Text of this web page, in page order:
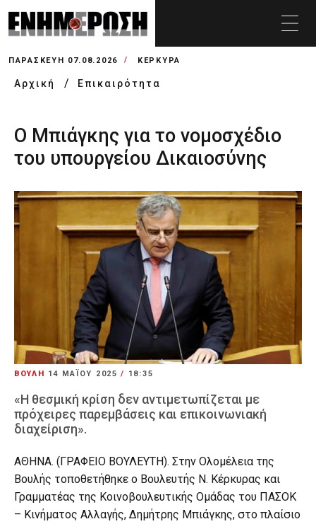
ΠΑΡΑΣΚΕΥΉ 07.08.2026 ΚΕΡΚΥΡΑ
Αρχική Επικαιρότητα
Ο Μπιάγκης για το νομοσχέδιο
του υπουργείου Δικαιοσύνης
ΒΟΥΛΗ 14 ΜΑΪ́ΟΥ 2025/ 18:35
«Η θεσμική κρίση δεν αντιμετωπίζεται με
πρόχειρες παρεμβάσεις και επικοινωνιακή
διαχείριση».
ΑΘΗΝΑ. (ΓΡΑΦΕΙΟ ΒΟΥΛΕΥΤΗ). Στην Ολομέλεια της
Βουλής τοποθετήθηκε ο Βουλευτής Ν. Κέρκυρας και
Γραμματέας της Κοινοβουλευτικής Ομάδας του ΠΑΣΟΚ
– Κινήματος Αλλαγής, Δημήτρης Μπιάγκης, στο πλαίσιο